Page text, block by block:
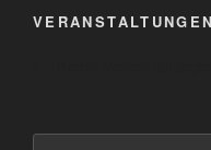
VERANSTALTUNGEN